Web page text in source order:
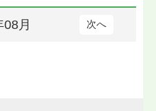
08月 次へ